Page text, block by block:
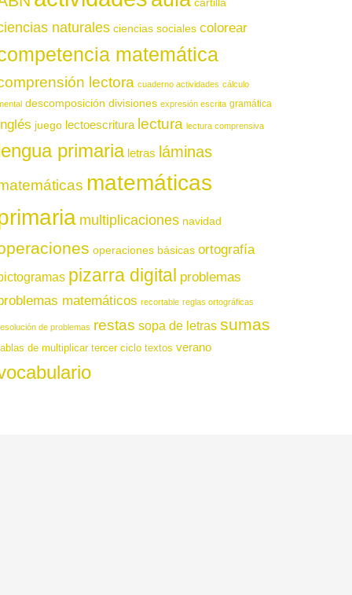
cartilla
naturales ciencias sociales colorear
matemática
lectora cuaderno actividades cálculo
descomposición divisiones expresión escrita gramática
juego lectoescritura lectura lectura comprensiva
primaria letras láminas
matemáticas
multiplicaciones navidad
operaciones básicas ortografía
pizarra digital problemas
matemáticos recortable reglas ortográficas
de problemas restas sopa de letras sumas
de multiplicar tercer ciclo textos verano